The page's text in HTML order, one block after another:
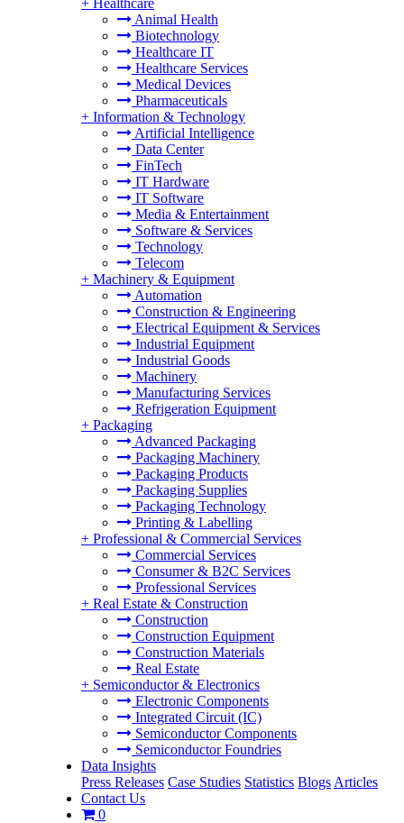
+ Healthcare
Animal Health
Biotechnology
Healthcare IT
Healthcare Services
Medical Devices
Pharmaceuticals
+ Information & Technology
Artificial Intelligence
Data Center
FinTech
IT Hardware
IT Software
Media & Entertainment
Software & Services
Technology
Telecom
+ Machinery & Equipment
Automation
Construction & Engineering
Electrical Equipment & Services
Industrial Equipment
Industrial Goods
Machinery
Manufacturing Services
Refrigeration Equipment
+ Packaging
Advanced Packaging
Packaging Machinery
Packaging Products
Packaging Supplies
Packaging Technology
Printing & Labelling
+ Professional & Commercial Services
Commercial Services
Consumer & B2C Services
Professional Services
+ Real Estate & Construction
Construction
Construction Equipment
Construction Materials
Real Estate
+ Semiconductor & Electronics
Electronic Components
Integrated Circuit (IC)
Semiconductor Components
Semiconductor Foundries
Data Insights
Press Releases Case Studies Statistics Blogs Articles
Contact Us
0